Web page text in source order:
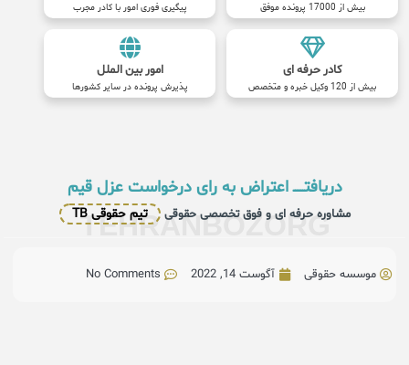
بیش از 17000 پرونده موفق پیگیری فوری امور با کادر مجرب
کادر حرفه ای
بیش از 120 وکیل خبره و متخصص
امور بین الملل
پذیرش پرونده در سایر کشورها
دریافتــــــ اعتراض به رای درخواست عزل قیم
TEHRANBOZORG
مشاوره حرفه ای و فوق تخصصی حقوقی تیم حقوقی TB
موسسه حقوقی آگوست 14, 2022 No Comments